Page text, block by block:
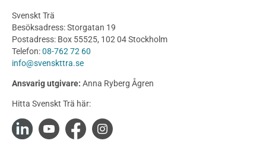
Utförande
Produkter
Konstruktionsvirke
Konstruktionsvirke Behandlat
Konstruktionsvirke Fingerskarvat
Konstruktionsvirke Fingerskarvat Obehandlat
Limträ
Svenskt Trä
Besöksadress: Storgatan 19
Postadress: Box 55525, 102 04 Stockholm
Telefon:08-762 72 60
info@svenskttra.se
Ansvarig utgivare: Anna Ryberg Ågren
Hitta Svenskt Trä här: